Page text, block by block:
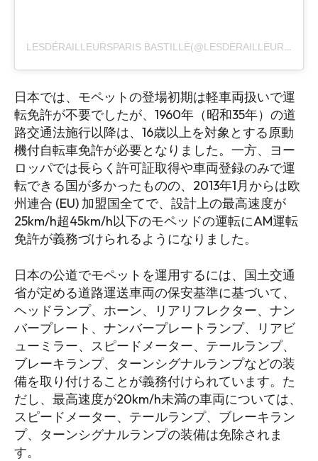
LESDÉRAILLEURSPARIS BASTILLE(@LESDERAILLEURSPARIS)がシェアした投稿
日本では、モペットの登場初期は軽車両扱いで運
転免許が不要でしたが、1960年（昭和35年）の道
路交通法施行以降は、16歳以上を対象とする原動
機付自転車免許が必要となりました。一方、ヨー
ロッパでは長らく許可証取得や車両登録のみで運
転できる国が多かったものの、2013年1月からは欧
州連合 (EU) 加盟国全てで、設計上の最高速度が
25km/h超45km/h以下のモペッドの運転にAM運転
免許が義務づけられるようになりました。
日本の公道でモペットを運用するには、国土交通
省が定める道路運送車両の保安基準に基づいて、
ヘッドランプ、ホーン、リアリフレクター、ナン
バープレート、ナンバープレートランプ、リアビ
ューミラー、スピードメーター、テールランプ、
ブレーキランプ、ターンシグナルランプなどの装
備を取り付けることが義務付けられています。た
だし、最高速度が20km/h未満の車両については、
スピードメーター、テールランプ、ブレーキラン
プ、ターンシグナルランプの装備は免除されま
す。